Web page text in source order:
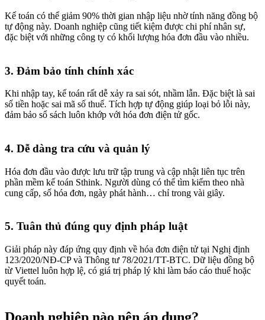
Kế toán có thể giảm 90% thời gian nhập liệu nhờ tính năng đồng bộ
tự động này. Doanh nghiệp cũng tiết kiệm được chi phí nhân sự,
đặc biệt với những công ty có khối lượng hóa đơn đầu vào nhiều.
3. Đảm bảo tính chính xác
Khi nhập tay, kế toán rất dễ xảy ra sai sót, nhầm lẫn. Đặc biệt là sai
số tiền hoặc sai mã số thuế. Tích hợp tự động giúp loại bỏ lỗi này,
đảm bảo sổ sách luôn khớp với hóa đơn điện tử gốc.
4. Dễ dàng tra cứu và quản lý
Hóa đơn đầu vào được lưu trữ tập trung và cập nhật liên tục trên
phần mềm kế toán Sthink. Người dùng có thể tìm kiếm theo nhà
cung cấp, số hóa đơn, ngày phát hành… chỉ trong vài giây.
5. Tuân thủ đúng quy định pháp luật
Giải pháp này đáp ứng quy định về hóa đơn điện tử tại Nghị định
123/2020/NĐ-CP và Thông tư 78/2021/TT-BTC. Dữ liệu đồng bộ
từ Viettel luôn hợp lệ, có giá trị pháp lý khi làm báo cáo thuế hoặc
quyết toán.